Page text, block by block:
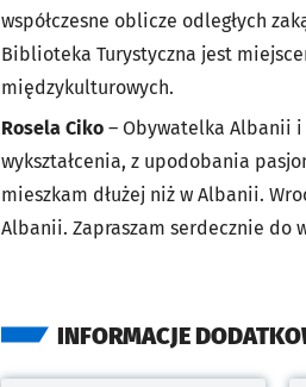
współczesne oblicze odległych
Biblioteka Turystyczna jest
międzykulturowych.
Rosela Ciko – Obywatelka Albanii
wykształcenia, z upodobania
mieszkam dłużej niż w Albanii.
Albanii. Zapraszam serdecznie do
INFORMACJE